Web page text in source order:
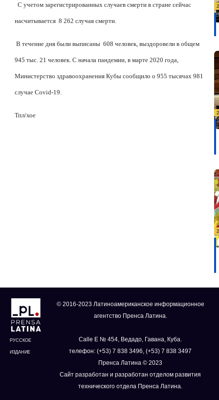
С учетом зарегистрированных случаев смерти в стране сейчас
насчитывается 8 262 случая смерти.
В течение дня были выписаны 608 человек, выздоровели в общем
945 тыс. 21 человек. С начала пандемии, в марте 2020 года,
Министерство здравоохранения Кубы сообщило о 955 тысячах 981
случае Covid-19.
Тпл/хое
РУССКОЕ
ИЗДАНИЕ
© 2016-2023 Латиноамериканское информационное
агентство Пренса Латина.
Calle E № 454, Ведадо, Гавана, Куба.
телефон: (+53) 7 838 3496, (+53) 7 838 3497
Пренса Латина © 2023
Сайт разработан и разработан отделом развития
технического отдела Пренса Латина.